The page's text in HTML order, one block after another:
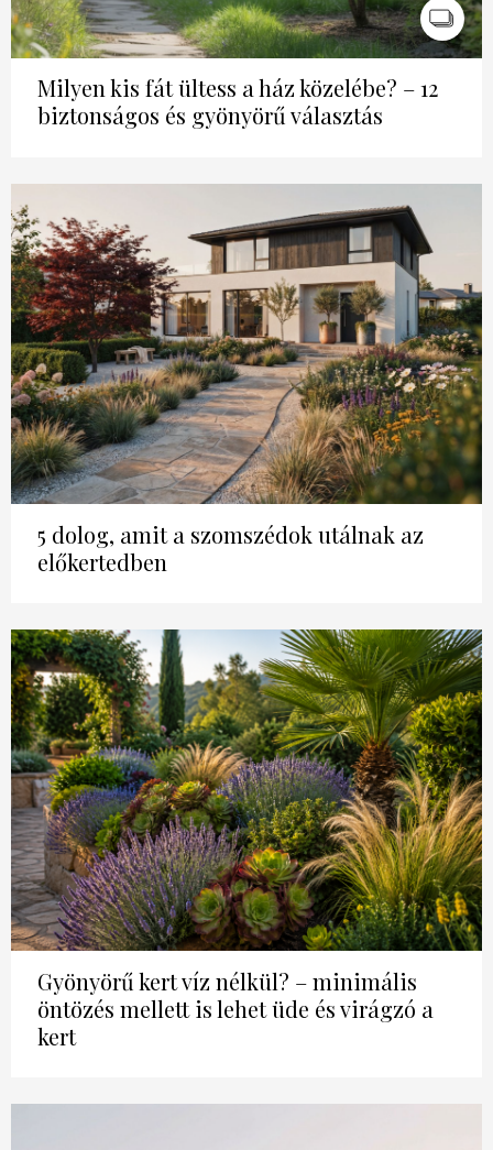
Milyen kis fát ültess a ház közelébe? – 12
biztonságos és gyönyörű választás
5 dolog, amit a szomszédok utálnak az
előkertedben
Gyönyörű kert víz nélkül? – minimális
öntözés mellett is lehet üde és virágzó a
kert